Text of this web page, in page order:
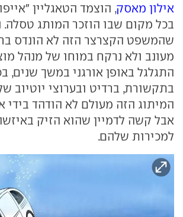
אילון מאסק, הוצמד הטאגליין
בכל מקום שבו הוזכר המותג
שהמשפט הקצרצר הזה לא הונדס
מעונב ולא נרקח במוחו של מנהל
התגלגל באופן אורגני במשך שנים,
בתקשורת, ברדיט ובערוצי יוטיוב
המיתוג הזה מעולם לא הודהד בידי
אבל קשה לדמיין שהוא הזיק
למכירות שלהם.